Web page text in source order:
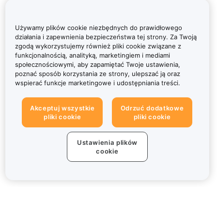
Używamy plików cookie niezbędnych do prawidłowego
działania i zapewnienia bezpieczeństwa tej strony. Za Twoją
zgodą wykorzystujemy również pliki cookie związane z
funkcjonalnością, analityką, marketingiem i mediami
społecznościowymi, aby zapamiętać Twoje ustawienia,
poznać sposób korzystania ze strony, ulepszać ją oraz
wspierać funkcje marketingowe i udostępniania treści.
Akceptuj wszystkie
pliki cookie
Odrzuć dodatkowe
pliki cookie
Ustawienia plików
cookie